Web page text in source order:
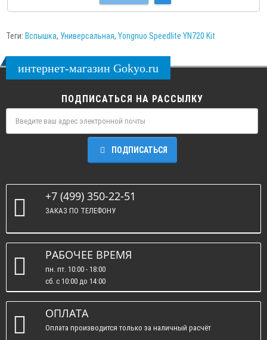
Теги: Вспышка, Универсальная, Yongnuo Speedlite YN720 Kit
интернет-магазин Gokyo.ru
ПОДПИСАТЬСЯ НА РАССЫЛКУ
ПОДПИСАТЬСЯ
+7 (499) 350-22-51
ЗАКАЗ ПО ТЕЛЕФОНУ
РАБОЧЕЕ ВРЕМЯ
пн. пт. 10:00 - 18:00
сб. c 10:00 до 14:00
вс. : выходные.
ОПЛАТА
Оплата производится только за наличный расчёт